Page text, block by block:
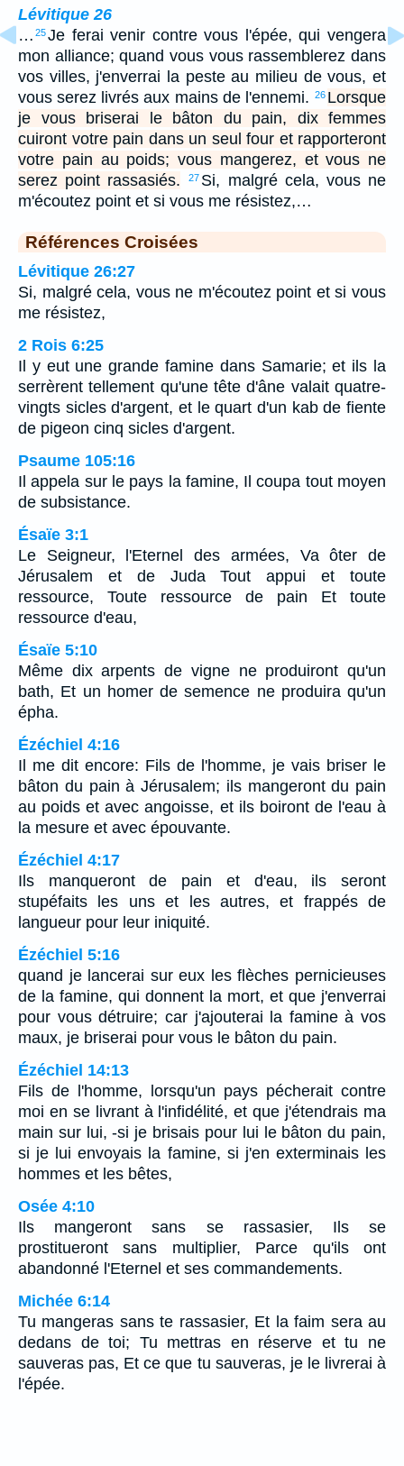
Lévitique 26
… 25Je ferai venir contre vous l'épée, qui vengera
mon alliance; quand vous vous rassemblerez dans
vos villes, j'enverrai la peste au milieu de vous, et
vous serez livrés aux mains de l'ennemi. 26 Lorsque
je vous briserai le bâton du pain, dix femmes
cuiront votre pain dans un seul four et rapporteront
votre pain au poids; vous mangerez, et vous ne
serez point rassasiés.
27 Si, malgré cela, vous ne
m'écoutez point et si vous me résistez,…
Références Croisées
Lévitique 26:27
Si, malgré cela, vous ne m'écoutez point et si vous
me résistez,
2 Rois 6:25
Il y eut une grande famine dans Samarie; et ils la
serrèrent tellement qu'une tête d'âne valait quatre-
vingts sicles d'argent, et le quart d'un kab de fiente
de pigeon cinq sicles d'argent.
Psaume 105:16
Il appela sur le pays la famine, Il coupa tout moyen
de subsistance.
Ésaïe 3:1
Le Seigneur, l'Eternel des armées, Va ôter de
Jérusalem et de Juda Tout appui et toute
ressource, Toute ressource de pain Et toute
ressource d'eau,
Ésaïe 5:10
Même dix arpents de vigne ne produiront qu'un
bath, Et un homer de semence ne produira qu'un
épha.
Ézéchiel 4:16
Il me dit encore: Fils de l'homme, je vais briser le
bâton du pain à Jérusalem; ils mangeront du pain
au poids et avec angoisse, et ils boiront de l'eau à
la mesure et avec épouvante.
Ézéchiel 4:17
Ils manqueront de pain et d'eau, ils seront
stupéfaits les uns et les autres, et frappés de
langueur pour leur iniquité.
Ézéchiel 5:16
quand je lancerai sur eux les flèches pernicieuses
de la famine, qui donnent la mort, et que j'enverrai
pour vous détruire; car j'ajouterai la famine à vos
maux, je briserai pour vous le bâton du pain.
Ézéchiel 14:13
Fils de l'homme, lorsqu'un pays pécherait contre
moi en se livrant à l'infidélité, et que j'étendrais ma
main sur lui, -si je brisais pour lui le bâton du pain,
si je lui envoyais la famine, si j'en exterminais les
hommes et les bêtes,
Osée 4:10
Ils mangeront sans se rassasier, Ils se
prostitueront sans multiplier, Parce qu'ils ont
abandonné l'Eternel et ses commandements.
Michée 6:14
Tu mangeras sans te rassasier, Et la faim sera au
dedans de toi; Tu mettras en réserve et tu ne
sauveras pas, Et ce que tu sauveras, je le livrerai à
l'épée.